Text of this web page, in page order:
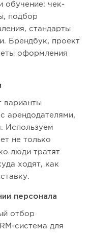
обучение: чек-
подбор
стандарты
Брендбук, проект
оформления
варианты
арендодателями,
Используем
не только
люди тратят
ходят, как
персонала
отбор
система для